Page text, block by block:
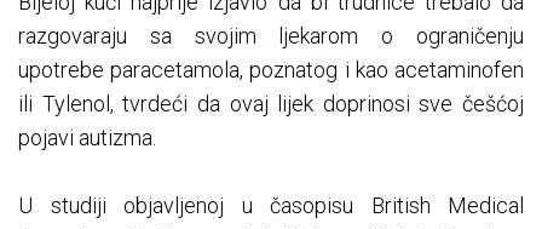
razgovaraju sa svojim ljekarom o ograničenju
upotrebe paracetamola, poznatog i kao acetaminofen
ili Tylenol, tvrdeći da ovaj lijek doprinosi sve češćoj
pojavi autizma.
U studiji objavljenoj u časopisu British Medical